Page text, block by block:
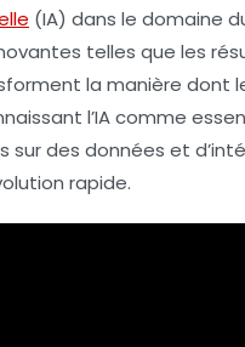
(IA) dans le domaine
telles que les
la manière dont
l’IA comme
sur des données et
rapide.